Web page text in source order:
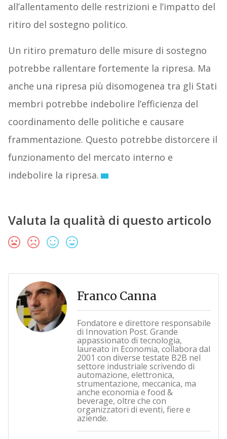
all’allentamento delle restrizioni e l’impatto del
ritiro del sostegno politico.
Un ritiro prematuro delle misure di sostegno
potrebbe rallentare fortemente la ripresa. Ma
anche una ripresa più disomogenea tra gli Stati
membri potrebbe indebolire l’efficienza del
coordinamento delle politiche e causare
frammentazione. Questo potrebbe distorcere il
funzionamento del mercato interno e
indebolire la ripresa.
Valuta la qualità di questo articolo
Franco Canna
Fondatore e direttore responsabile
di Innovation Post. Grande
appassionato di tecnologia,
laureato in Economia, collabora dal
2001 con diverse testate B2B nel
settore industriale scrivendo di
automazione, elettronica,
strumentazione, meccanica, ma
anche economia e food &
beverage, oltre che con
organizzatori di eventi, fiere e
aziende.